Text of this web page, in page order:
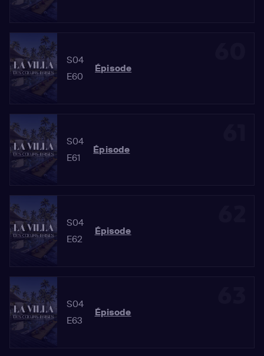
S04
E60
Épisode
S04
E61
Épisode
S04
E62
Épisode
S04
E63
Épisode